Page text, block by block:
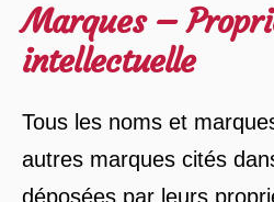
Marques –
intellectuelle
Tous les noms et
autres marques cités
déposées par leurs